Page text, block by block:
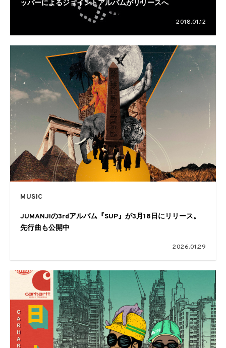
ッパーによるジョイントアルバムがリリースへ
2018.01.12
MUSIC
JUMANJIの3rdアルバム『SUP』が3月18日にリリース。
先行曲も公開中
2026.01.29